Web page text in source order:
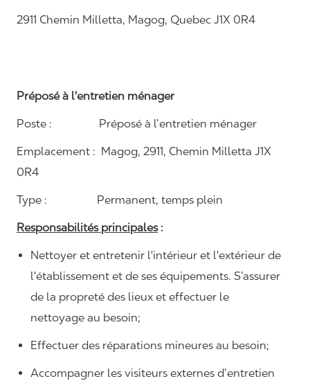
2911 Chemin Milletta, Magog, Quebec J1X 0R4
Préposé à l'entretien ménager
Poste : Préposé à l’entretien ménager
Emplacement : Magog, 2911, Chemin Milletta J1X
0R4
Type : Permanent, temps plein
Responsabilités principales:
Nettoyer et entretenir l'intérieur et l'extérieur de
l'établissement et de ses équipements. S’assurer
de la propreté des lieux et effectuer le
nettoyage au besoin;
Effectuer des réparations mineures au besoin;
Accompagner les visiteurs externes d’entretien